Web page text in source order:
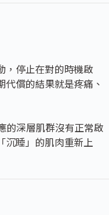
，停止在對的時機啟
償的結果就是疼痛、
的深層肌群沒有正常啟
沉睡」的肌肉重新上